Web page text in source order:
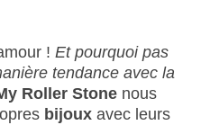
!Et pourquoi pas
tendance avec la
Roller Stone nous
bijoux avec leurs